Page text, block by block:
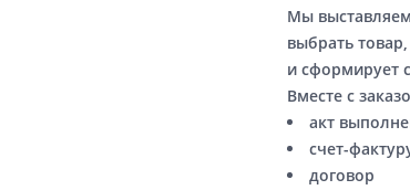
Мы
выбрать
и сформирует
Вместе с
акт
счет-
договор